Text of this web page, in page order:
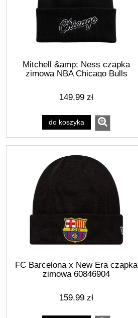
Mitchell &amp; Ness czapka
zimowa NBA Chicago Bulls
149,99 zł
do koszyka
FC Barcelona x New Era czapka
zimowa 60846904
159,99 zł